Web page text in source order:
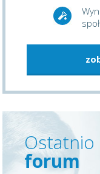
Ostatnio
forum